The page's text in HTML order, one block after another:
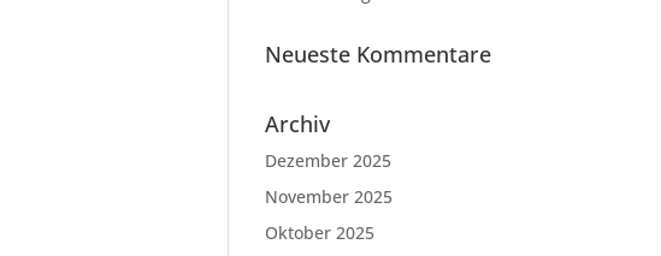
Neueste Kommentare
Archiv
Dezember 2025
November 2025
Oktober 2025